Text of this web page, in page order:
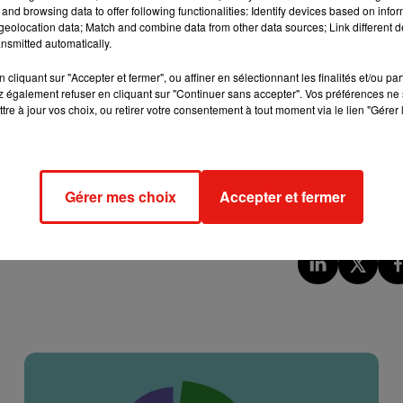
quel distributeur, il est plus rare que plusieurs
souligne
Le Parisien
offre commune attractive, la« bonne entente » s’arrête là.
Pas d’entente sur les prix donc – ce qui est, de toute
chantier Playmobil vendu 69,99 euros chez PicwicToys sera
nos rejetons.
browsing data to offer following functionalities: Identify devices based on
data; Match and combine data from other data sources; Link different
automatically.
cliquant sur "Accepter et fermer", ou affiner en sélectionnant les finalités et/ou
également refuser en cliquant sur "Continuer sans accepter". Vos préférences
à jour vos choix, ou retirer votre consentement à tout moment via le lien
Gérer mes choix Accepter et fermer